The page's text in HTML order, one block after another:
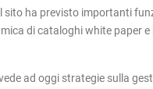
sito ha previsto importanti
di cataloghi white paper e
ad oggi strategie sulla